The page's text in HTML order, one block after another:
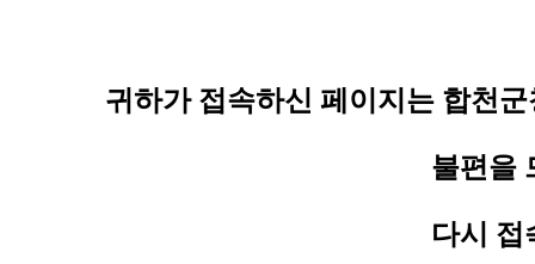
귀하가 접속하신 페이지는 합천
불편을
다시 접